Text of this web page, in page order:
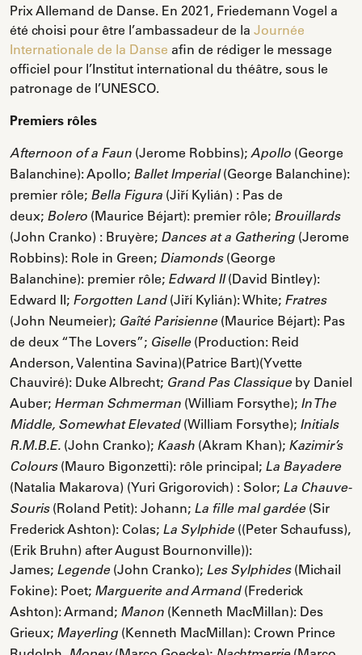
Prix Allemand de Danse. En 2021, Friedemann Vogel a
été choisi pour être l’ambassadeur de la Journée
Internationale de la Danse afin de rédiger le message
officiel pour l’Institut international du théâtre, sous le
patronage de l’UNESCO.
Premiers rôles
Afternoon of a Faun (Jerome Robbins); Apollo (George
Balanchine): Apollo; Ballet Imperial(George Balanchine):
premier rôle; Bella Figura (Jiří Kylián) : Pas de
deux; Bolero (Maurice Béjart): premier rôle; Brouillards
(John Cranko) : Bruyère; Dances at a Gathering (Jerome
Robbins): Role in Green; Diamonds(George
Balanchine): premier rôle; Edward II(David Bintley):
Edward II; Forgotten Land(Jiří Kylián): White; Fratres
(John Neumeier); Gaîté Parisienne(Maurice Béjart): Pas
de deux “The Lovers”; Giselle(Production: Reid
Anderson, Valentina Savina)(Patrice Bart)(Yvette
Chauviré): Duke Albrecht; Grand Pas Classiqueby Daniel
Auber; Herman Schmerman (William Forsythe); In The
Middle, Somewhat Elevated(William Forsythe); Initials
R.M.B.E. (John Cranko); Kaash (Akram Khan); Kazimir’s
Colours(Mauro Bigonzetti): rôle principal; La Bayadere
(Natalia Makarova) (Yuri Grigorovich) : Solor; La Chauve-
Souris(Roland Petit): Johann; La fille mal gardée(Sir
Frederick Ashton): Colas; La Sylphide((Peter Schaufuss),
(Erik Bruhn) after August Bournonville)):
James; Legende(John Cranko); Les Sylphides(Michail
Fokine): Poet; Marguerite and Armand(Frederick
Ashton): Armand; Manon (Kenneth MacMillan): Des
Grieux; Mayerling (Kenneth MacMillan): Crown Prince